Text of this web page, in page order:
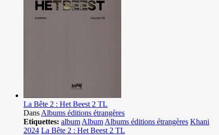
La Bête 2 : Het Beest 2 TL
Dans Albums éditions étrangères
Etiquettes: album Album Albums éditions étrangères Khani
2024 La Bête 2 : Het Beest 2 TL